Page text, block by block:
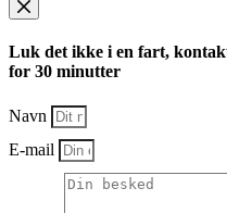
Luk det ikke i en fart,
for 30 minutter
Navn
E-mail